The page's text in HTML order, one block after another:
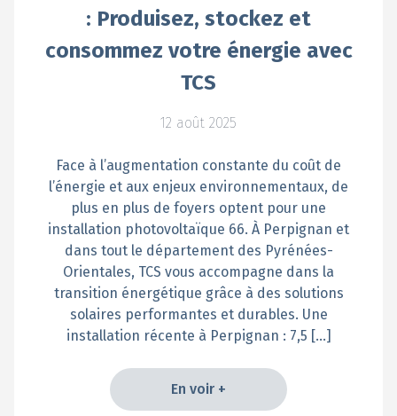
: Produisez, stockez et
consommez votre énergie avec
TCS
12 août 2025
Face à l’augmentation constante du coût de
l’énergie et aux enjeux environnementaux, de
plus en plus de foyers optent pour une
installation photovoltaïque 66. À Perpignan et
dans tout le département des Pyrénées-
Orientales, TCS vous accompagne dans la
transition énergétique grâce à des solutions
solaires performantes et durables. Une
installation récente à Perpignan : 7,5 […]
En voir +